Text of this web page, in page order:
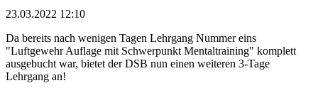
23.03.2022 12:10
Da bereits nach wenigen Tagen Lehrgang Nummer eins
"Luftgewehr Auflage mit Schwerpunkt Mentaltraining" komplett
ausgebucht war, bietet der DSB nun einen weiteren 3-Tage
Lehrgang an!